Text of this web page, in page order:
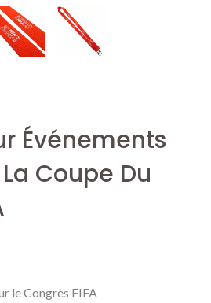
Événements
Coupe Du
le Congrès FIFA